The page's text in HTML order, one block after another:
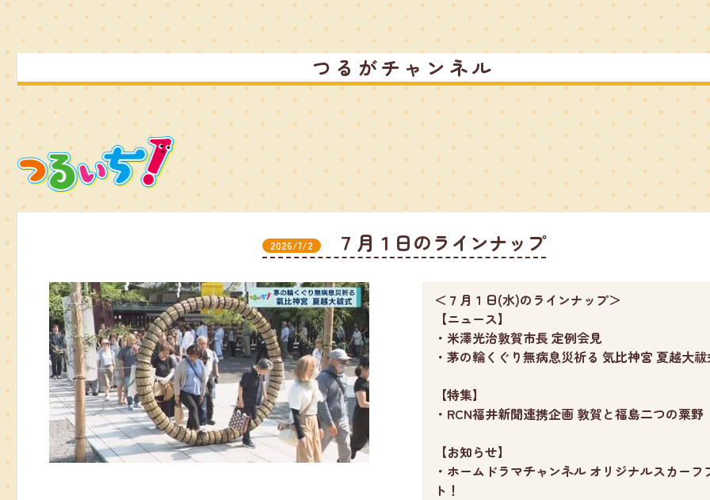
つるがチャンネル
2026/7/2 ７月１日のラインナップ
＜７月１日(水)のラインナップ＞
【ニュース】
・米澤光治敦賀市長 定例会見
・茅の輪くぐり無病息災祈る 気比神宮 夏越大
【特集】
・RCN福井新聞連携企画 敦賀と福島二つの粟野
【お知らせ】
・ホームドラマチャンネル オリジナルスカーフ
ト！